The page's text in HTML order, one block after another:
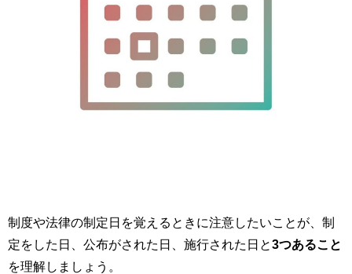
制度や法律の制定日を覚えるときに注意したいことが、制
定をした日、公布がされた日、施行された日と3つあること
を理解しましょう。